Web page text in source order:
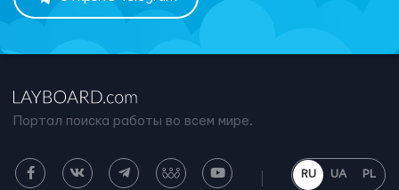
Портал поиска работы во всем мире.
RU UA PL